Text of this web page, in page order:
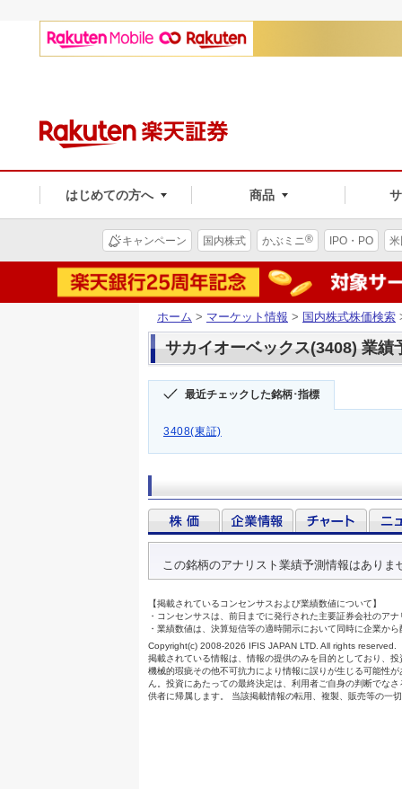
はじめての方へ 商品
キャンペーン 国内株式 かぶミニ® IPO・PO
ホーム > マーケット情報 > 国内株式株価検索
サカイオーベックス(3408) 業績
最近チェックした銘柄･指標
3408(東証)